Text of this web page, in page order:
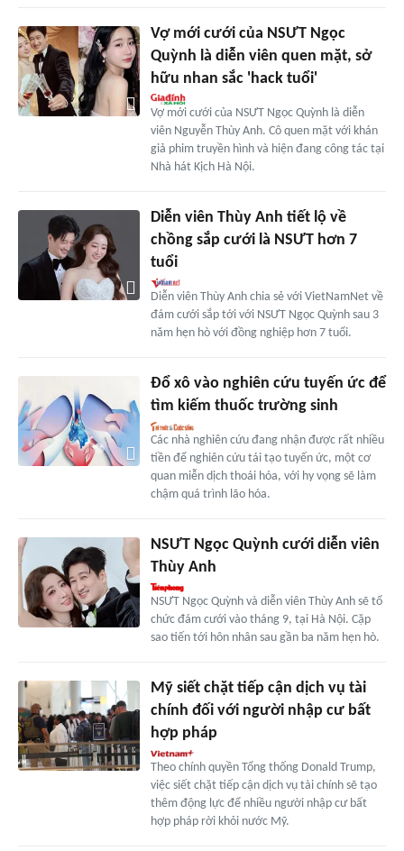
Vợ mới cưới của NSƯT Ngọc
Quỳnh là diễn viên quen mặt, sở
hữu nhan sắc 'hack tuổi'
Vợ mới cưới của NSƯT Ngọc Quỳnh là diễn
viên Nguyễn Thùy Anh. Cô quen mặt với khán
giả phim truyền hình và hiện đang công tác tại
Nhà hát Kịch Hà Nội.
Diễn viên Thùy Anh tiết lộ về
chồng sắp cưới là NSƯT hơn 7
tuổi
Diễn viên Thùy Anh chia sẻ với VietNamNet về
đám cưới sắp tới với NSƯT Ngọc Quỳnh sau 3
năm hẹn hò với đồng nghiệp hơn 7 tuổi.
Đổ xô vào nghiên cứu tuyến ức để
tìm kiếm thuốc trường sinh
Các nhà nghiên cứu đang nhận được rất nhiều
tiền để nghiên cứu tái tạo tuyến ức, một cơ
quan miễn dịch thoái hóa, với hy vọng sẽ làm
chậm quá trình lão hóa.
NSƯT Ngọc Quỳnh cưới diễn viên
Thùy Anh
NSƯT Ngọc Quỳnh và diễn viên Thùy Anh sẽ tổ
chức đám cưới vào tháng 9, tại Hà Nội. Cặp
sao tiến tới hôn nhân sau gần ba năm hẹn hò.
Mỹ siết chặt tiếp cận dịch vụ tài
chính đối với người nhập cư bất
hợp pháp
Theo chính quyền Tổng thống Donald Trump,
việc siết chặt tiếp cận dịch vụ tài chính sẽ tạo
thêm động lực để nhiều người nhập cư bất
hợp pháp rời khỏi nước Mỹ.